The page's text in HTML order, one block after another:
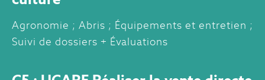
Agronomie ; Abris ; Équipements et entretien ;
Suivi de dossiers + Évaluations